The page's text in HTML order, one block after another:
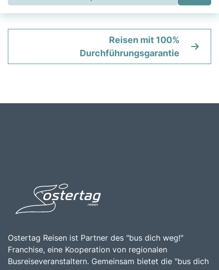
Reisen mit 100%
Durchführungsgarantie
Ostertag Reisen ist Partner des "bus dich weg!"
Franchise, eine Kooperation von regionalen
Busreiseveranstaltern. Gemeinsam bietet die "bus dich